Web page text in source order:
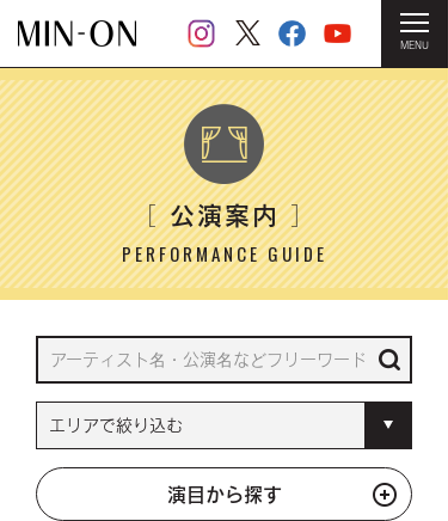
MENU
HOME ＞ 公演案内
［公演案内］
PERFORMANCE GUIDE
演目から探す